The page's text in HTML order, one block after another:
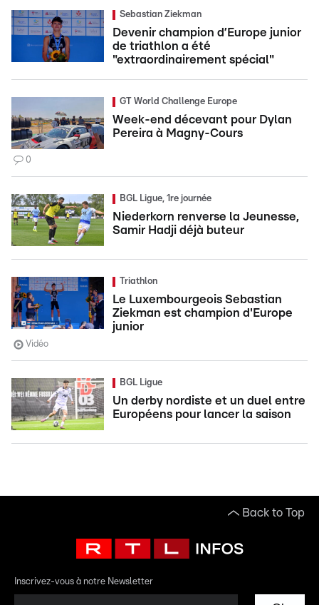
Sebastian Ziekman
Devenir champion d’Europe junior
de triathlon a été
"extraordinairement spécial"
GT World Challenge Europe
Week-end décevant pour Dylan
Pereira à Magny-Cours
0
BGL Ligue, 1re journée
Niederkorn renverse la Jeunesse,
Samir Hadji déjà buteur
Triathlon
Le Luxembourgeois Sebastian
Ziekman est champion d'Europe
junior
Vidéo
BGL Ligue
Un derby nordiste et un duel entre
Européens pour lancer la saison
Back to Top
Inscrivez-vous à notre Newsletter